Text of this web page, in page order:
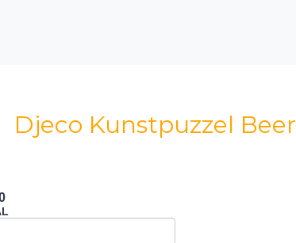
Djeco Kunstpuzzel Beer